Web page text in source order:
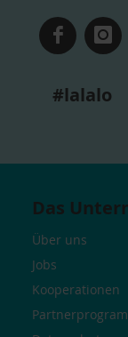
#lalalo
Das
Über uns
Jobs
Kooperationen